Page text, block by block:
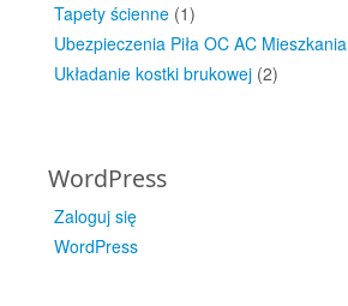
Tapety ścienne (1)
Ubezpieczenia Piła OC AC Mieszkania
Układanie kostki brukowej (2)
WordPress
Zaloguj się
WordPress